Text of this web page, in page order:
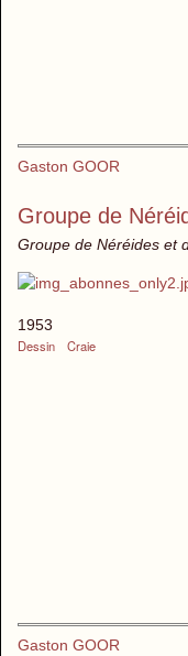
Gaston GOOR
Groupe de
Groupe de Néréides et
1953
Dessin
Craie
Gaston GOOR